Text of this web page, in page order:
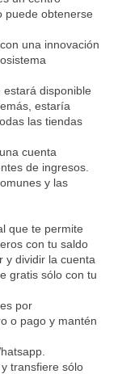
puede obtenerse
una innovación
disponible
estaría
las tiendas
cuenta
de ingresos.
y las
que te permite
con tu saldo
y dividir la cuenta
gratis sólo con tu
por
o pago y mantén
transfiere sólo